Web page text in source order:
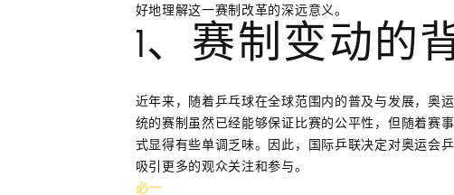
好地理解这一赛制改革的深远意义。
1、赛制变动的
近年来，随着乒乓球在全球范围内的普及与发展，奥
统的赛制虽然已经能够保证比赛的公平性，但随着赛
式显得有些单调乏味。因此，国际乒联决定对奥运会
吸引更多的观众关注和参与。
必一